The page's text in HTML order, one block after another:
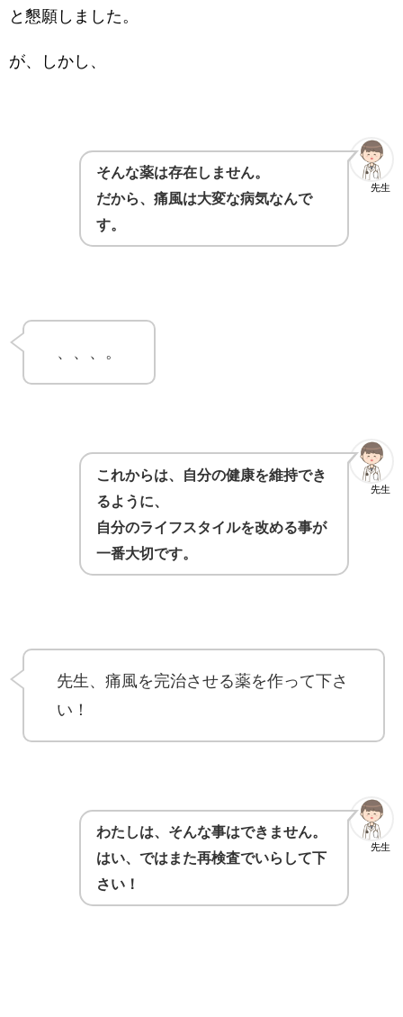
と懇願しました。
が、しかし、
先生
そんな薬は存在しません。
だから、痛風は大変な病気なんで
す。
、、、。
先生
これからは、自分の健康を維持でき
るように、
自分のライフスタイルを改める事が
一番大切です。
先生、痛風を完治させる薬を作って下さ
い！
先生
わたしは、そんな事はできません。
はい、ではまた再検査でいらして下
さい！